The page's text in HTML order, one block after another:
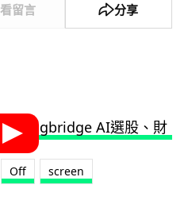
看留言 分享
Off screen